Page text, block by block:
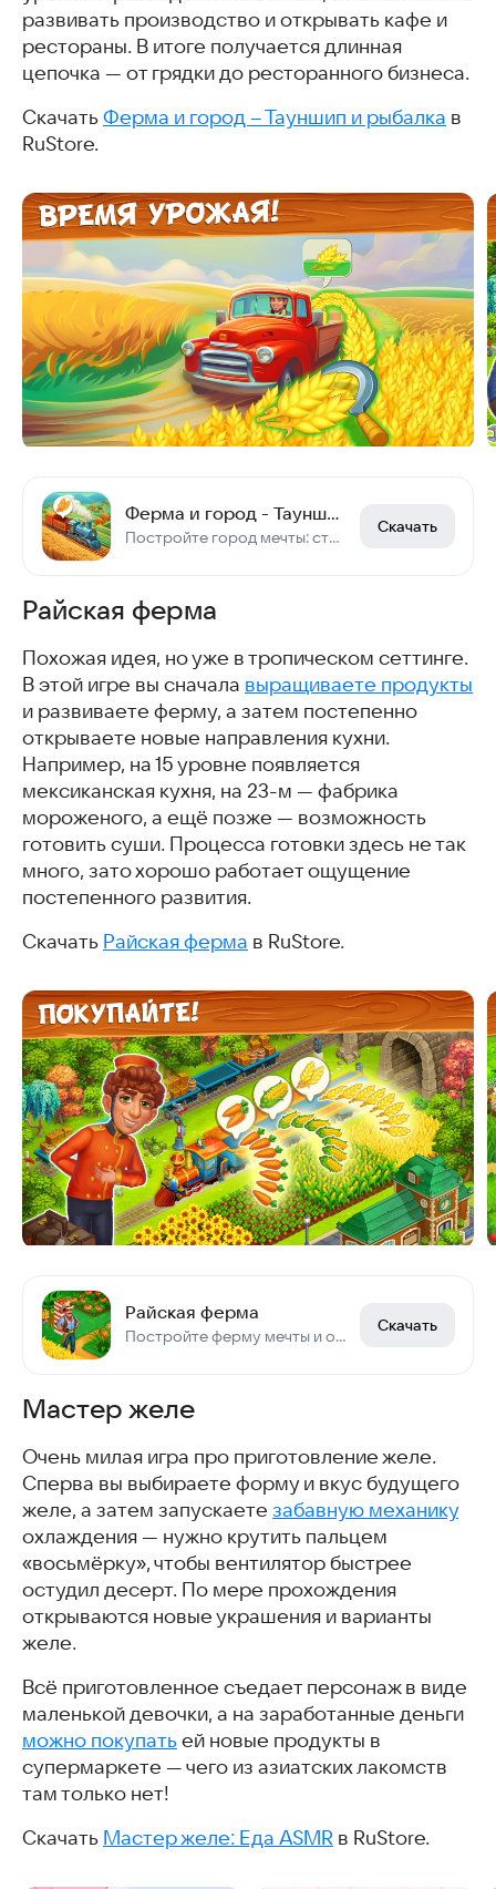
развивать производство и открывать кафе и
рестораны. В итоге получается длинная
цепочка — от грядки до ресторанного бизнеса.
Скачать Ферма и город – Тауншип и рыбалка в
RuStore.
Ферма и город - Тауншип и рыбалка
Постройте город мечты: стройте дома, выполняйте заказы. Ферма и город ждут вас!
Скачать
Райская ферма
Похожая идея, но уже в тропическом сеттинге.
В этой игре вы сначала выращиваете продукты
и развиваете ферму, а затем постепенно
открываете новые направления кухни.
Например, на 15 уровне появляется
мексиканская кухня, на 23-м — фабрика
мороженого, а ещё позже — возможность
готовить суши. Процесса готовки здесь не так
много, зато хорошо работает ощущение
постепенного развития.
Скачать Райская ферма в RuStore.
Райская ферма
Постройте ферму мечты и отправляйтесь в захватывающие приключения!
Скачать
Мастер желе
Очень милая игра про приготовление желе.
Сперва вы выбираете форму и вкус будущего
желе, а затем запускаете забавную механику
охлаждения — нужно крутить пальцем
«восьмёрку», чтобы вентилятор быстрее
остудил десерт. По мере прохождения
открываются новые украшения и варианты
желе.
Всё приготовленное съедает персонаж в виде
маленькой девочки, а на заработанные деньги
можно покупать ей новые продукты в
супермаркете — чего из азиатских лакомств
там только нет!
Скачать Мастер желе: Еда ASMR в RuStore.